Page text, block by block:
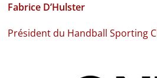
Fabrice D’Hulster
Président du Handball Sporting